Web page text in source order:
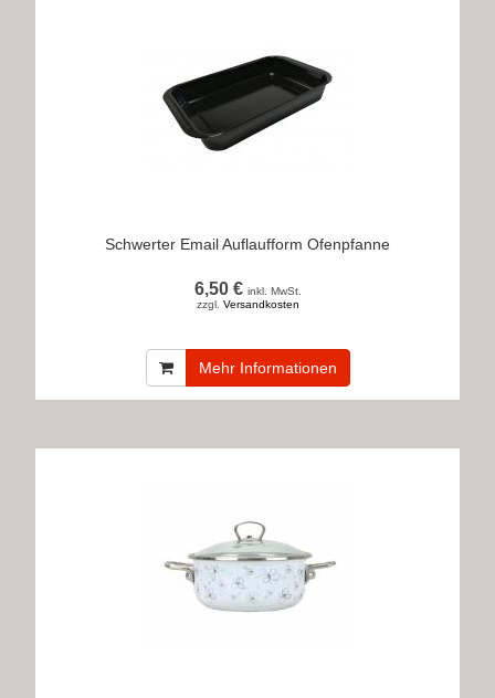
Schwerter Email Auflaufform Ofenpfanne
6,50 € inkl. MwSt.
zzgl. Versandkosten
Mehr Informationen